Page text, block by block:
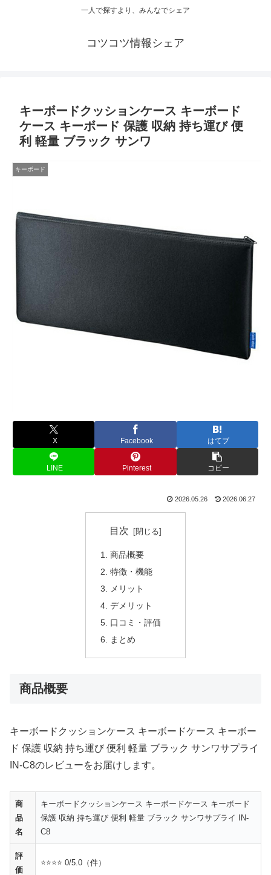
一人で探すより、みんなでシェア
コツコツ情報シェア
キーボードクッションケース キーボード
ケース キーボード 保護 収納 持ち運び 便
利 軽量 ブラック サンワ
キーボード
X Facebook はてブ
LINE Pinterest コピー
2026.05.26 2026.06.27
目次
商品概要
特徴・機能
メリット
デメリット
口コミ・評価
まとめ
商品概要
キーボードクッションケース キーボードケース キーボー
ド 保護 収納 持ち運び 便利 軽量 ブラック サンワサプライ
IN-C8のレビューをお届けします。
商
品
名
キーボードクッションケース キーボードケース キーボード
保護 収納 持ち運び 便利 軽量 ブラック サンワサプライ IN-
C8
評
価
⭐⭐⭐⭐ 0/5.0（件）